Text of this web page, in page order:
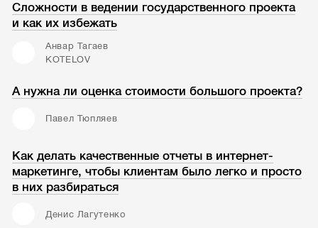
Сложности в ведении государственного проекта
и как их избежать
Анвар Тагаев
KOTELOV
А нужна ли оценка стоимости большого проекта?
Павел Тюпляев
Как делать качественные отчеты в интернет-
маркетинге, чтобы клиентам было легко и просто
в них разбираться
Денис Лагутенко